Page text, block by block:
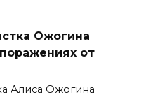
Ожогина
от
Алиса Ожогина